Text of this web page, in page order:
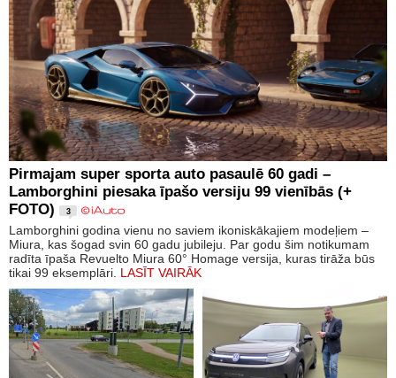
Pirmajam super sporta auto pasaulē 60 gadi –
Lamborghini piesaka īpašo versiju 99 vienībās (+
FOTO)
3
Lamborghini godina vienu no saviem ikoniskākajiem modeļiem –
Miura, kas šogad svin 60 gadu jubileju. Par godu šim notikumam
radīta īpaša Revuelto Miura 60° Homage versija, kuras tirāža būs
tikai 99 eksemplāri. LASĪT VAIRĀK